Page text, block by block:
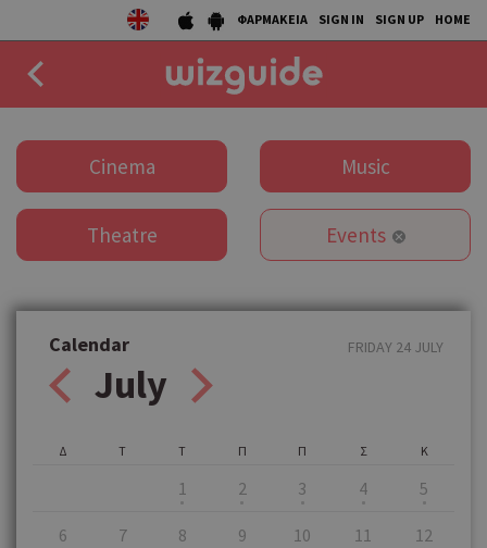
ΦΑΡΜΑΚΕΙΑ SIGN IN SIGN UP HOME
DRINK
COLLECTIONS
STORIES
Cinema Music
Theatre Events
Calendar
July
FRIDAY 24 JULY
Δ Τ Τ
1
Π
2
Π
3
Σ
4
Κ
5
6 7 8 9 10 11 12